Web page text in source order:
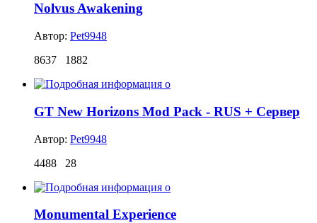
Nolvus Awakening
Автор: Pet9948
8637
1882
GT New Horizons Mod Pack - RUS + Сервер
Автор: Pet9948
4488
28
Monumental Experience